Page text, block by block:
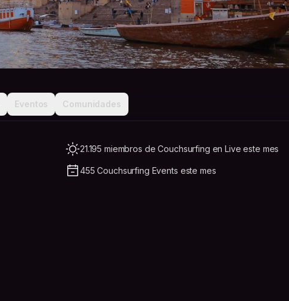
Eventos Comunidades
21.195 miembros de Couchsurfing en Live este mes
455 Couchsurfing Events este mes